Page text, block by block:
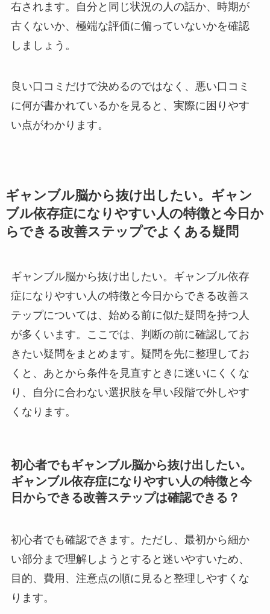
右されます。自分と同じ状況の人の話か、時期が
古くないか、極端な評価に偏っていないかを確認
しましょう。
良い口コミだけで決めるのではなく、悪い口コミ
に何が書かれているかを見ると、実際に困りやす
い点がわかります。
ギャンブル脳から抜け出したい。ギャン
ブル依存症になりやすい人の特徴と今日か
らできる改善ステップでよくある疑問
ギャンブル脳から抜け出したい。ギャンブル依存
症になりやすい人の特徴と今日からできる改善ス
テップについては、始める前に似た疑問を持つ人
が多くいます。ここでは、判断の前に確認してお
きたい疑問をまとめます。疑問を先に整理してお
くと、あとから条件を見直すときに迷いにくくな
り、自分に合わない選択肢を早い段階で外しやす
くなります。
初心者でもギャンブル脳から抜け出したい。
ギャンブル依存症になりやすい人の特徴と今
日からできる改善ステップは確認できる？
初心者でも確認できます。ただし、最初から細か
い部分まで理解しようとすると迷いやすいため、
目的、費用、注意点の順に見ると整理しやすくな
ります。